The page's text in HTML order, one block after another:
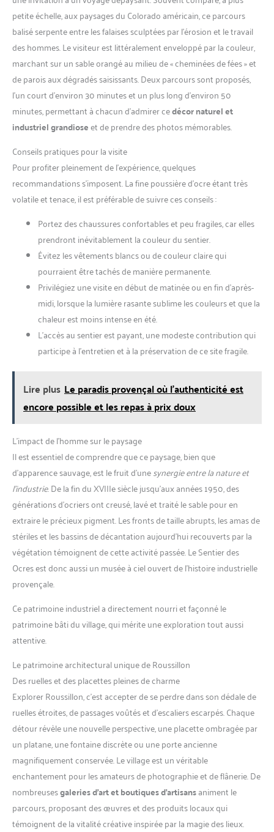
petite échelle, aux paysages du Colorado américain, ce parcours
balisé serpente entre les falaises sculptées par l’érosion et le travail
des hommes. Le visiteur est littéralement enveloppé par la couleur,
marchant sur un sable orangé au milieu de « cheminées de fées » et
de parois aux dégradés saisissants. Deux parcours sont proposés,
l’un court d’environ 30 minutes et un plus long d’environ 50
minutes, permettant à chacun d’admirer cedécor naturel et
industriel grandioseet de prendre des photos mémorables.
Conseils pratiques pour la visite
Pour profiter pleinement de l’expérience, quelques
recommandations s’imposent. La fine poussière d’ocre étant très
volatile et tenace, il est préférable de suivre ces conseils :
Portez des chaussures confortables et peu fragiles, car elles
prendront inévitablement la couleur du sentier.
Évitez les vêtements blancs ou de couleur claire qui
pourraient être tachés de manière permanente.
Privilégiez une visite en début de matinée ou en fin d’après-
midi, lorsque la lumière rasante sublime les couleurs et que la
chaleur est moins intense en été.
L’accès au sentier est payant, une modeste contribution qui
participe à l’entretien et à la préservation de ce site fragile.
Lire plus Le paradis provençal où l'authenticité est
encore possible et les repas à prix doux
L’impact de l’homme sur le paysage
Il est essentiel de comprendre que ce paysage, bien que
d’apparence sauvage, est le fruit d’unesynergie entre la nature et
l’industrie. De la fin du XVIIIe siècle jusqu’aux années 1950, des
générations d’ocriers ont creusé, lavé et traité le sable pour en
extraire le précieux pigment. Les fronts de taille abrupts, les amas de
stériles et les bassins de décantation aujourd’hui recouverts par la
végétation témoignent de cette activité passée. Le Sentier des
Ocres est donc aussi un musée à ciel ouvert de l’histoire industrielle
provençale.
Ce patrimoine industriel a directement nourri et façonné le
patrimoine bâti du village, qui mérite une exploration tout aussi
attentive.
Le patrimoine architectural unique de Roussillon
Des ruelles et des placettes pleines de charme
Explorer Roussillon, c’est accepter de se perdre dans son dédale de
ruelles étroites, de passages voûtés et d’escaliers escarpés. Chaque
détour révèle une nouvelle perspective, une placette ombragée par
un platane, une fontaine discrète ou une porte ancienne
magnifiquement conservée. Le village est un véritable
enchantement pour les amateurs de photographie et de flânerie. De
nombreusesgaleries d’art et boutiques d’artisansaniment le
parcours, proposant des œuvres et des produits locaux qui
témoignent de la vitalité créative inspirée par la magie des lieux.